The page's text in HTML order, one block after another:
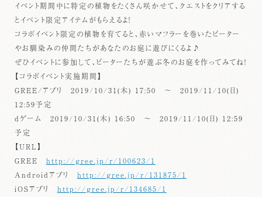
イベント期間中に特定の植物をたくさん咲かせて、クエストをクリアする
とイベント限定アイテムがもらえるよ！
コラボイベント限定の植物を育てると、赤いマフラーを巻いたピーター
やお馴染みの仲間たちがあなたのお庭に遊びにくるよ♪
ぜひイベントに参加して、ピーターたちが遊ぶ冬のお庭を作ってみてね！
【コラボイベント実施期間】
GREE/アプリ 2019/10/31(木) 17:50 ～ 2019/11/10(日)
12:59予定
dゲーム 2019/10/31(木) 16:50 ～ 2019/11/10(日) 12:59
予定
【URL】
GREE http://gree.jp/r/100623/1
Androidアプリ http://gree.jp/r/131875/1
iOSアプリ http://gree.jp/r/134685/1